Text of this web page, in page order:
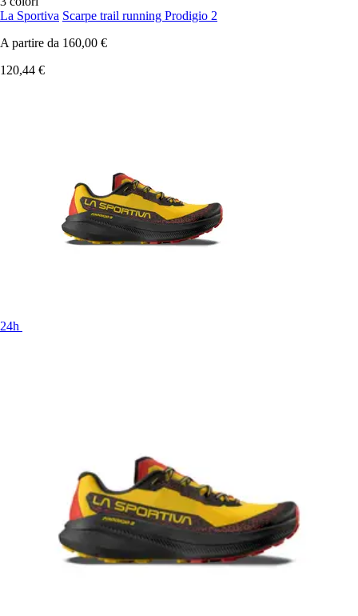
La Sportiva Scarpe trail running Prodigio 2
A partire da 160,00 €
120,44 €
24h